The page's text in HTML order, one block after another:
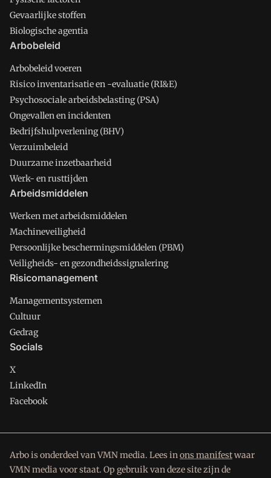
Gevaarlijke stoffen
Biologische agentia
Arbobeleid
Arbobeleid voeren
Risico inventarisatie en -evaluatie (RI&E)
Psychosociale arbeidsbelasting (PSA)
Ongevallen en incidenten
Bedrijfshulpverlening (BHV)
Verzuimbeleid
Duurzame inzetbaarheid
Werk- en rusttijden
Arbeidsmiddelen
Werken met arbeidsmiddelen
Machineveiligheid
Persoonlijke beschermingsmiddelen (PBM)
Veiligheids- en gezondheidssignalering
Risicomanagement
Managementsystemen
Cultuur
Gedrag
Socials
X
LinkedIn
Facebook
Arbo is onderdeel van VMN media. Lees inons manifestwaar
VMN media voor staat. Op gebruik van deze site zijn de